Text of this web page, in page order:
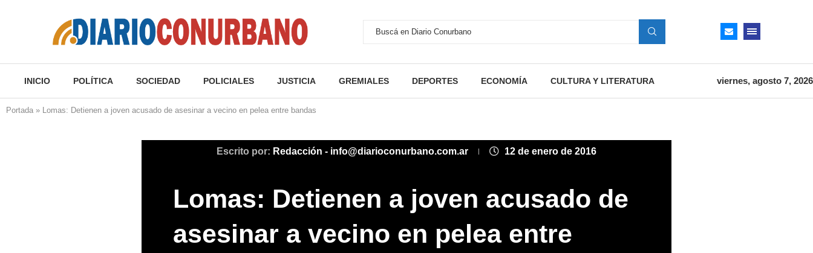
INICIO POLÍTICA SOCIEDAD POLICIALES JUSTICIA GREMIALES DEPORTES ECONOMÍA CULTURA Y LITERATURA viernes, agosto 7, 2026
Portada » Lomas: Detienen a joven acusado de asesinar a vecino en pelea entre bandas
Escrito por: Redacción - info@diarioconurbano.com.ar 12 de enero de 2016
Lomas: Detienen a joven acusado de
asesinar a vecino en pelea entre